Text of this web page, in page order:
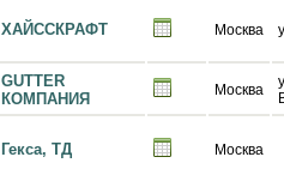
ХАЙССКРАФТ Москва
GUTTER
КОМПАНИЯ
Москва
Гекса, ТД Москва